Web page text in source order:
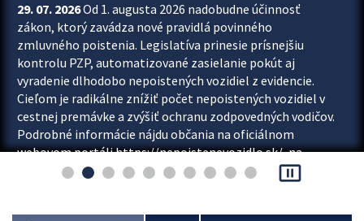
29. 07. 2026Od 1. augusta 2026 nadobudne účinnosť
zákon, ktorý zavádza nové pravidlá povinného
zmluvného poistenia. Legislatíva prinesie prísnejšiu
kontrolu PZP, automatizované zasielanie pokút aj
vyradenie dlhodobo nepoistených vozidiel z evidencie.
Cieľom je radikálne znížiť počet nepoistených vozidiel v
cestnej premávke a zvýšiť ochranu zodpovedných vodičov.
Podrobné informácie nájdu občania na oficiálnom
webovom portáli https://nepoistenevozidlo.sk/, na
ktorom od augusta pribudne aj možnosť overiť si...
pause_presentation